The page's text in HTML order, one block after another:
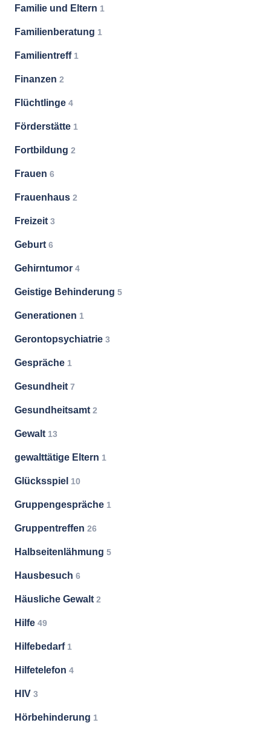
Familie und Eltern 1
Familienberatung 1
Familientreff 1
Finanzen 2
Flüchtlinge 4
Förderstätte 1
Fortbildung 2
Frauen 6
Frauenhaus 2
Freizeit 3
Geburt 6
Gehirntumor 4
Geistige Behinderung 5
Generationen 1
Gerontopsychiatrie 3
Gespräche 1
Gesundheit 7
Gesundheitsamt 2
Gewalt 13
gewalttätige Eltern 1
Glücksspiel 10
Gruppengespräche 1
Gruppentreffen 26
Halbseitenlähmung 5
Hausbesuch 6
Häusliche Gewalt 2
Hilfe 49
Hilfebedarf 1
Hilfetelefon 4
HIV 3
Hörbehinderung 1